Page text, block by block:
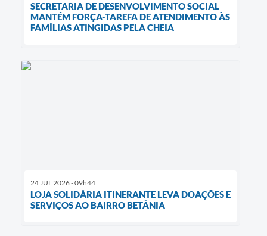
SECRETARIA DE DESENVOLVIMENTO SOCIAL
MANTÉM FORÇA-TAREFA DE ATENDIMENTO ÀS
FAMÍLIAS ATINGIDAS PELA CHEIA
24 JUL 2026 - 09h44
LOJA SOLIDÁRIA ITINERANTE LEVA DOAÇÕES E
SERVIÇOS AO BAIRRO BETÂNIA